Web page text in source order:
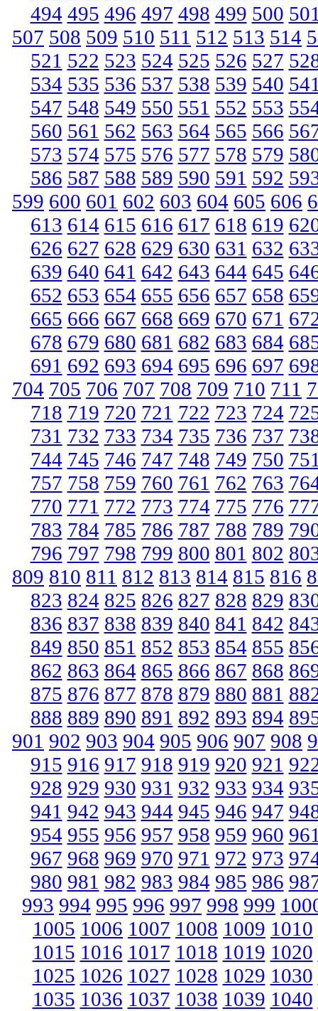
494 495 496 497 498 499 500
507 508 509 510 511 512 513 514
521 522 523 524 525 526 527
534 535 536 537 538 539 540
547 548 549 550 551 552 553
560 561 562 563 564 565 566
573 574 575 576 577 578 579
586 587 588 589 590 591 592
599 600 601 602 603 604 605 606
613 614 615 616 617 618 619
626 627 628 629 630 631 632
639 640 641 642 643 644 645
652 653 654 655 656 657 658
665 666 667 668 669 670 671
678 679 680 681 682 683 684
691 692 693 694 695 696 697
704 705 706 707 708 709 710 711
718 719 720 721 722 723 724
731 732 733 734 735 736 737
744 745 746 747 748 749 750
757 758 759 760 761 762 763
770 771 772 773 774 775 776
783 784 785 786 787 788 789
796 797 798 799 800 801 802
809 810 811 812 813 814 815 816
823 824 825 826 827 828 829
836 837 838 839 840 841 842
849 850 851 852 853 854 855
862 863 864 865 866 867 868
875 876 877 878 879 880 881
888 889 890 891 892 893 894
901 902 903 904 905 906 907 908
915 916 917 918 919 920 921
928 929 930 931 932 933 934
941 942 943 944 945 946 947
954 955 956 957 958 959 960
967 968 969 970 971 972 973
980 981 982 983 984 985 986
993 994 995 996 997 998 999
1005 1006 1007 1008 1009 1010
1015 1016 1017 1018 1019 1020
1025 1026 1027 1028 1029 1030
1035 1036 1037 1038 1039 1040